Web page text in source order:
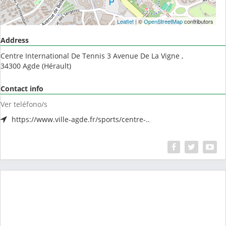
Leaflet| ©OpenStreetMapcontributors
Address
Centre International De Tennis 3 Avenue De La Vigne ,
34300 Agde (Hérault)
Contact info
Ver teléfono/s
https://www.ville-agde.fr/sports/centre-..